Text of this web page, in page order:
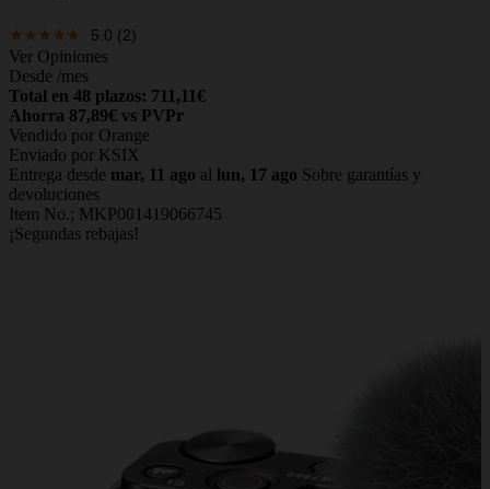
5.0 (2)
Ver Opiniones
Desde /mes
Total en 48 plazos: 711,11€
Ahorra 87,89€ vs PVPr
Vendido por Orange
Enviado por KSIX
Entrega desde mar, 11 ago al lun, 17 ago Sobre garantías y
devoluciones
Item No.; MKP001419066745
¡Segundas rebajas!